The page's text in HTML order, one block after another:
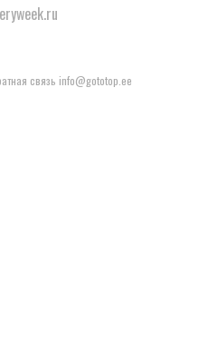
связь info@gototop.ee